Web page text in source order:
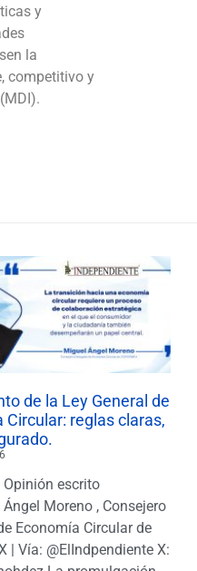
y
la
competitivo y
de la Ley General de
Circular: reglas claras,
escrito
Moreno , Consejero
Economía Circular de
| Vía: @ElIndpendiente X: